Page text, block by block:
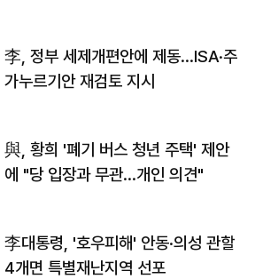
李, 정부 세제개편안에 제동…ISA·주
가누르기안 재검토 지시
與, 황희 '폐기 버스 청년 주택' 제안
에 "당 입장과 무관…개인 의견"
李대통령, '호우피해' 안동·의성 관할
4개면 특별재난지역 선포